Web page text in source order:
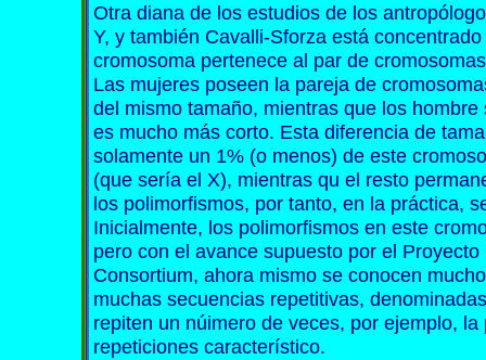
Otra diana de los estudios de los
Y, y también Cavalli-Sforza está
cromosoma pertenece al par de
Las mujeres poseen la pareja de
del mismo tamaño, mientras que los
es mucho más corto. Esta diferencia de
solamente un 1% (o menos) de este
(que sería el X), mientras qu el resto
los polimorfismos, por tanto, en la práctica,
Inicialmente, los polimorfismos en este
pero con el avance supuesto por el
Consortium, ahora mismo se conocen
muchas secuencias repetitivas,
repiten un núimero de veces, por ejemplo,
repeticiones característico.